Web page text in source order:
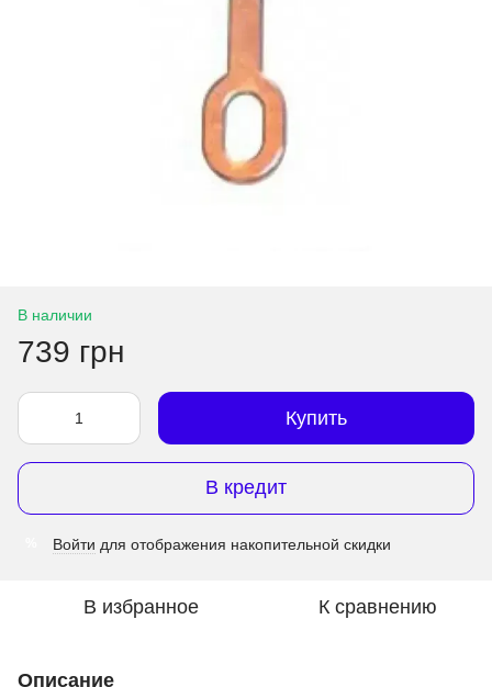
В наличии
739 грн
Купить
В кредит
Войти для отображения накопительной скидки
В избранное К сравнению
Описание